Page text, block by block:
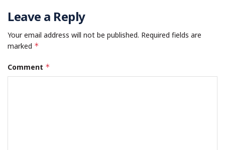
Leave a Reply
Your email address will not be published. Required fields are
marked *
Comment *